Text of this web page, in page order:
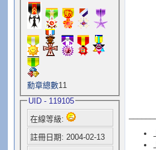
勳章總數11
UID - 119105
在線等級:
註冊日期: 2004-02-13